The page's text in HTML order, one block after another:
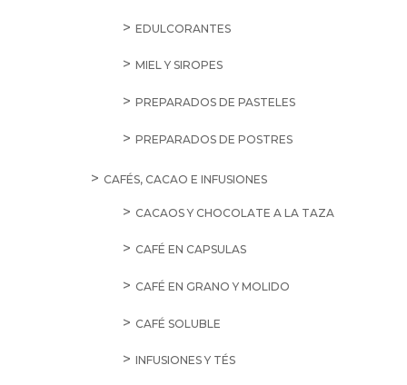
EDULCORANTES
MIEL Y SIROPES
PREPARADOS DE PASTELES
PREPARADOS DE POSTRES
CAFÉS, CACAO E INFUSIONES
CACAOS Y CHOCOLATE A LA TAZA
CAFÉ EN CAPSULAS
CAFÉ EN GRANO Y MOLIDO
CAFÉ SOLUBLE
INFUSIONES Y TÉS